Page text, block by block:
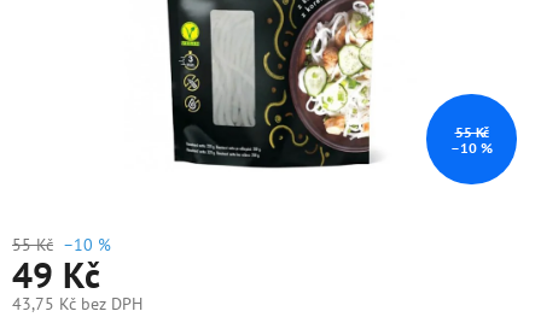
55 Kč
–10 %
55 Kč –10 %
49 Kč
43,75 Kč bez DPH